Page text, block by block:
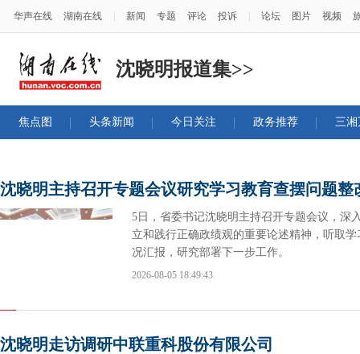
华声在线 湖南在线 新闻 专题 评论 投诉 论坛 图片 视频
沈晓明报道集>>
焦点图 头条新闻 今日关注 政务推荐 三湘
沈晓明主持召开专题会议研究学习教育查摆问题整
5日，省委书记沈晓明主持召开专题会议，深
立和践行正确政绩观的重要论述精神，听取
况汇报，研究部署下一步工作。
2026-08-05 18:49:43
沈晓明走访调研中联重科股份有限公司